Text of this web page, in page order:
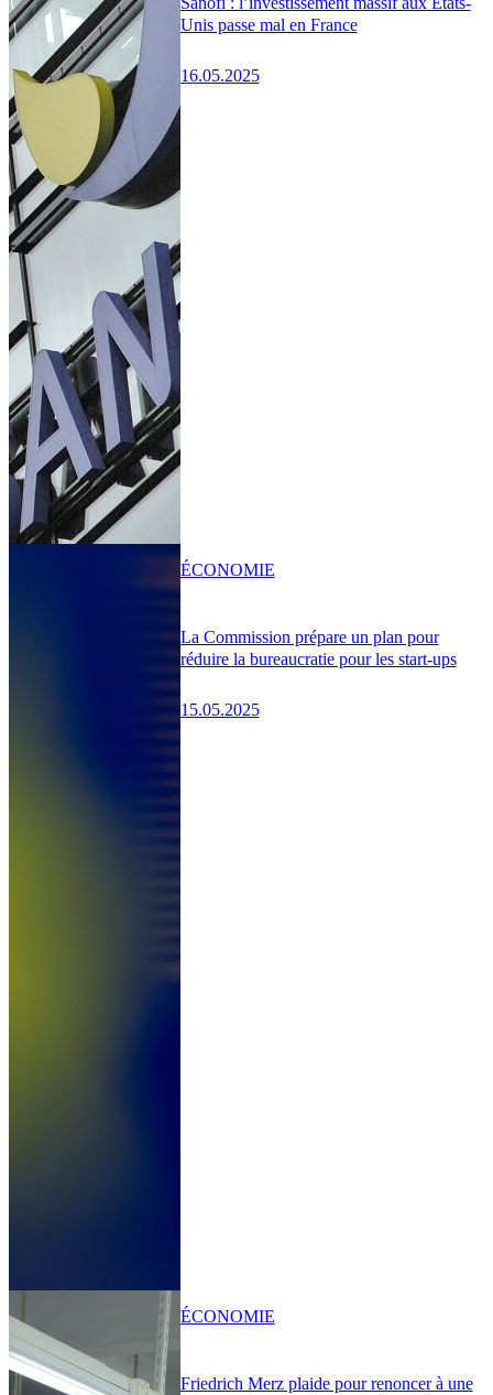
Unis passe mal en France
16.05.2025
La Commission prépare un plan pour
réduire la bureaucratie pour les start-ups
15.05.2025
ÉCONOMIE
Friedrich Merz plaide pour renoncer à une
ÉCONOMIE